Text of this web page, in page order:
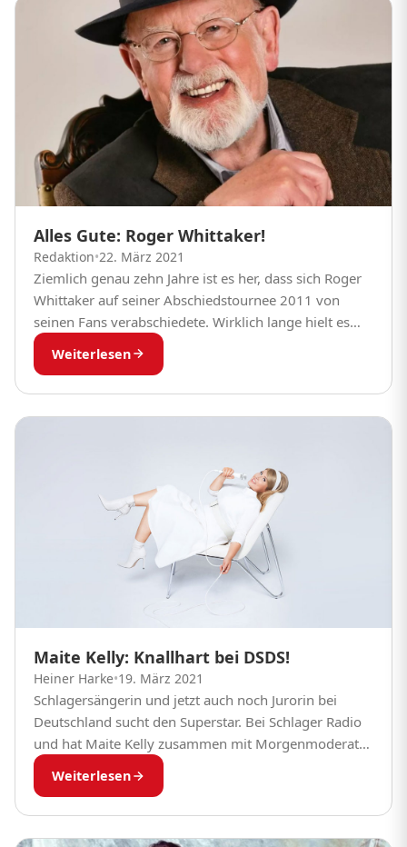
Alles Gute: Roger Whittaker!
Redaktion•22. März 2021
Ziemlich genau zehn Jahre ist es her, dass sich Roger
Whittaker auf seiner Abschiedstournee 2011 von
seinen Fans verabschiedete. Wirklich lange hielt es
der britische Sänger ohne die Bühne aber...
Weiterlesen
Maite Kelly: Knallhart bei DSDS!
Heiner Harke•19. März 2021
Schlagersängerin und jetzt auch noch Jurorin bei
Deutschland sucht den Superstar. Bei Schlager Radio
und hat Maite Kelly zusammen mit Morgenmoderator
Normen Sträche bereits zum zweiten Mal eine ganze
Sendung...
Weiterlesen